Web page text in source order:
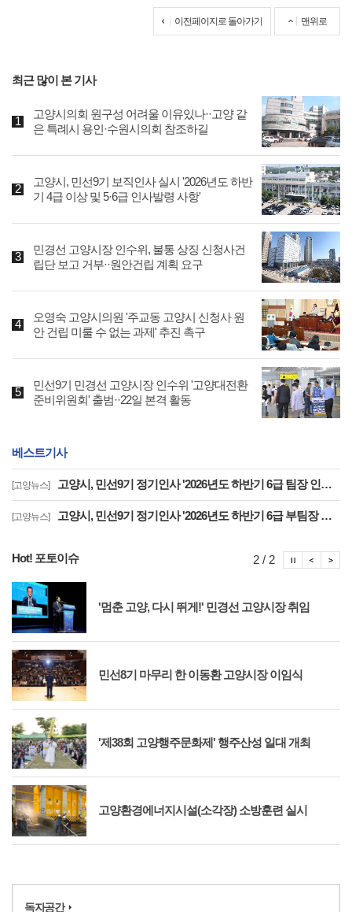
이전페이지로 돌아가기 맨위로
최근 많이 본 기사
고양시의회 원구성 어려울 이유있나··고양 같
은 특례시 용인·수원시의회 참조하길
고양시, 민선9기 보직인사 실시 '2026년도 하반
기 4급 이상 및 5·6급 인사발령 사항'
민경선 고양시장 인수위, 불통 상징 신청사건
립단 보고 거부··원안건립 계획 요구
오영숙 고양시의원 '주교동 고양시 신청사 원
안 건립 미룰 수 없는 과제' 추진 촉구
민선9기 민경선 고양시장 인수위 '고양대전환
준비위원회' 출범··22일 본격 활동
베스트기사
[고양뉴스] 고양시, 민선9기 정기인사 '2026년도 하반기 6급 팀장 인사발령 사항'
[고양뉴스] 고양시, 민선9기 정기인사 '2026년도 하반기 6급 부팀장 이하 인사발령 사항'
Hot! 포토이슈
'멈춘 고양, 다시 뛰게!' 민경선 고양시장 취임
민선8기 마무리 한 이동환 고양시장 이임식
'제38회 고양행주문화제' 행주산성 일대 개최
고양환경에너지시설(소각장) 소방훈련 실시
2 / 2 포
포토이
독자공간